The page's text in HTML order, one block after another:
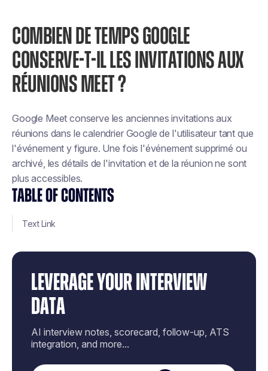
TABLE OF CONTENTS
Text Link
LEVERAGE YOUR INTERVIEW
DATA
AI interview notes, scorecard, follow-up, ATS
integration, and more...
COMBIEN DE TEMPS GOOGLE
CONSERVE-T-IL LES INVITATIONS AUX
RÉUNIONS MEET ?
Google Meet conserve les anciennes invitations aux
réunions dans le calendrier Google de l'utilisateur tant que
l'événement y figure. Une fois l'événement supprimé ou
archivé, les détails de l'invitation et de la réunion ne sont
plus accessibles.